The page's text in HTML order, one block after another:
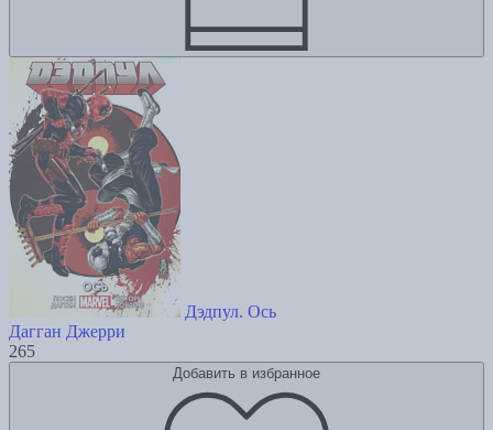
Дэдпул. Ось
Дагган Джерри
265
Добавить в избранное